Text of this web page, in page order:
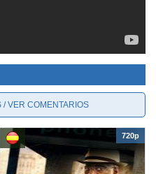
/ VER COMENTARIOS
720p